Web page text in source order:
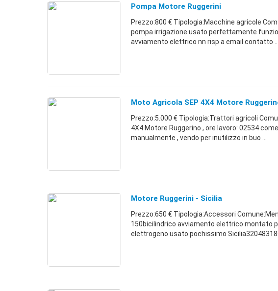
Pompa Motore Ruggerini
Prezzo:800 € Tipologia:Macchine agricole
pompa irrigazione usato perfettamente
avviamento elettrico nn risp a email contatto ...
Moto Agricola SEP 4X4 Motore
Prezzo:5.000 € Tipologia:Trattori agricoli
4X4 Motore Ruggerino , ore lavoro: 02534
manualmente , vendo per inutilizzo in buo ...
Motore Ruggerini - Sicilia
Prezzo:650 € Tipologia:Accessori
150bicilindrico avviamento elettrico montato
elettrogeno usato pochissimo